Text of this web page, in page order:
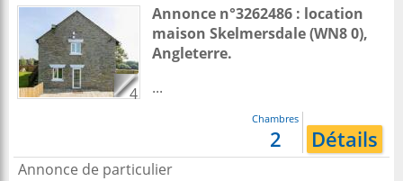
4
Annonce n°3262486 : location
maison Skelmersdale(WN8 0),
Angleterre.
...
Chambres
2 Détails
Annonce de particulier